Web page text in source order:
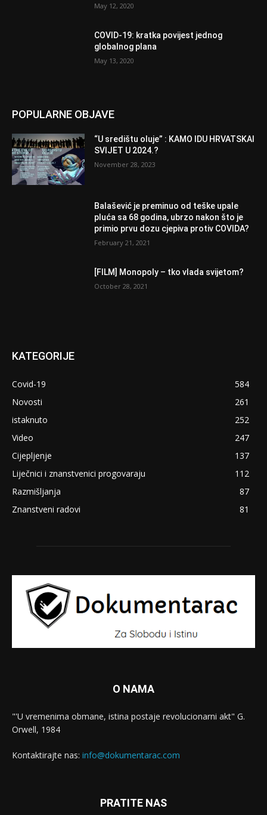
May 12, 2020
COVID-19: kratka povijest jednog
globalnog plana
May 13, 2020
POPULARNE OBJAVE
“U središtu oluje” : KAMO IDU HRVATSKAI
SVIJET U 2024.?
November 28, 2023
Balašević je preminuo od teške upale
pluća sa 68 godina, ubrzo nakon što je
primio prvu dozu cjepiva protiv COVIDA?
February 21, 2021
[FILM] Monopoly – tko vlada svijetom?
October 28, 2021
KATEGORIJE
Covid-19
584
Novosti
261
istaknuto
252
Video
247
Cijepljenje
137
Liječnici i znanstvenici progovaraju
112
Razmišljanja
87
Znanstveni radovi
81
O NAMA
"'U vremenima obmane, istina postaje revolucionarni akt" G.
Orwell, 1984
Kontaktirajte nas: info@dokumentarac.com
PRATITE NAS